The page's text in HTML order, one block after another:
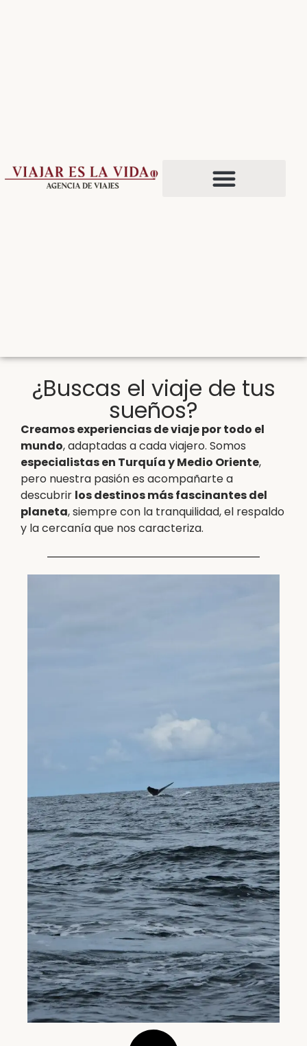
¿Buscas el viaje de tus
sueños?
Creamos experiencias de viaje por todo el
mundo, adaptadas a cada viajero. Somos
especialistas en Turquía y Medio Oriente,
pero nuestra pasión es acompañarte a
descubrir los destinos más fascinantes del
planeta, siempre con la tranquilidad, el respaldo
y la cercanía que nos caracteriza.